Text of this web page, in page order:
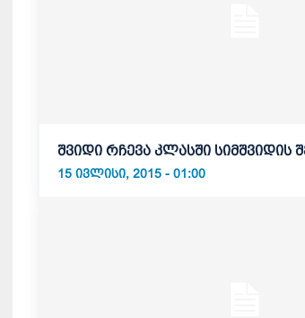
შვიდი რჩევა კლასში სიმშვიდის
15 ᲘᲕᲚᲘᲡᲘ, 2015 - 01:00